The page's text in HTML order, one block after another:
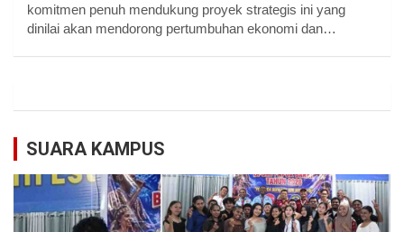
komitmen penuh mendukung proyek strategis ini yang
dinilai akan mendorong pertumbuhan ekonomi dan…
SUARA KAMPUS